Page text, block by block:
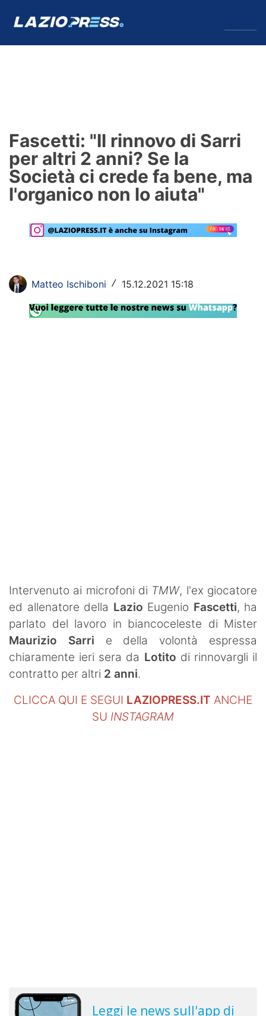
Formello
Infortuni
Primavera
Calciomercato
Rassegna Lazio
Social
Fascetti: "Il rinnovo di Sarri
per altri 2 anni? Se la
Società ci crede fa bene, ma
l'organico non lo aiuta"
Matteo Ischiboni / 15.12.2021 15:18
Intervenuto ai microfoni di TMW, l'ex giocatore
ed allenatore della Lazio Eugenio Fascetti, ha
parlato del lavoro in biancoceleste di Mister
Maurizio Sarri e della volontà espressa
chiaramente ieri sera da Lotito di rinnovargli il
contratto per altri 2 anni.
CLICCA QUI E SEGUI LAZIOPRESS.IT ANCHE
SU INSTAGRAM